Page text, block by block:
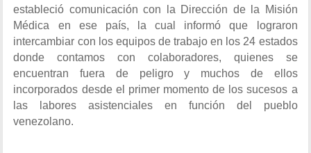
estableció comunicación con la Dirección de la Misión
Médica en ese país, la cual informó que lograron
intercambiar con los equipos de trabajo en los 24 estados
donde contamos con colaboradores, quienes se
encuentran fuera de peligro y muchos de ellos
incorporados desde el primer momento de los sucesos a
las labores asistenciales en función del pueblo
venezolano.